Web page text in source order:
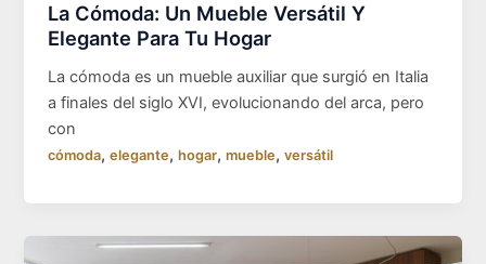
La Cómoda: Un Mueble Versátil Y
Elegante Para Tu Hogar
La cómoda es un mueble auxiliar que surgió en Italia
a finales del siglo XVI, evolucionando del arca, pero
con
cómoda,elegante,hogar,mueble,versátil